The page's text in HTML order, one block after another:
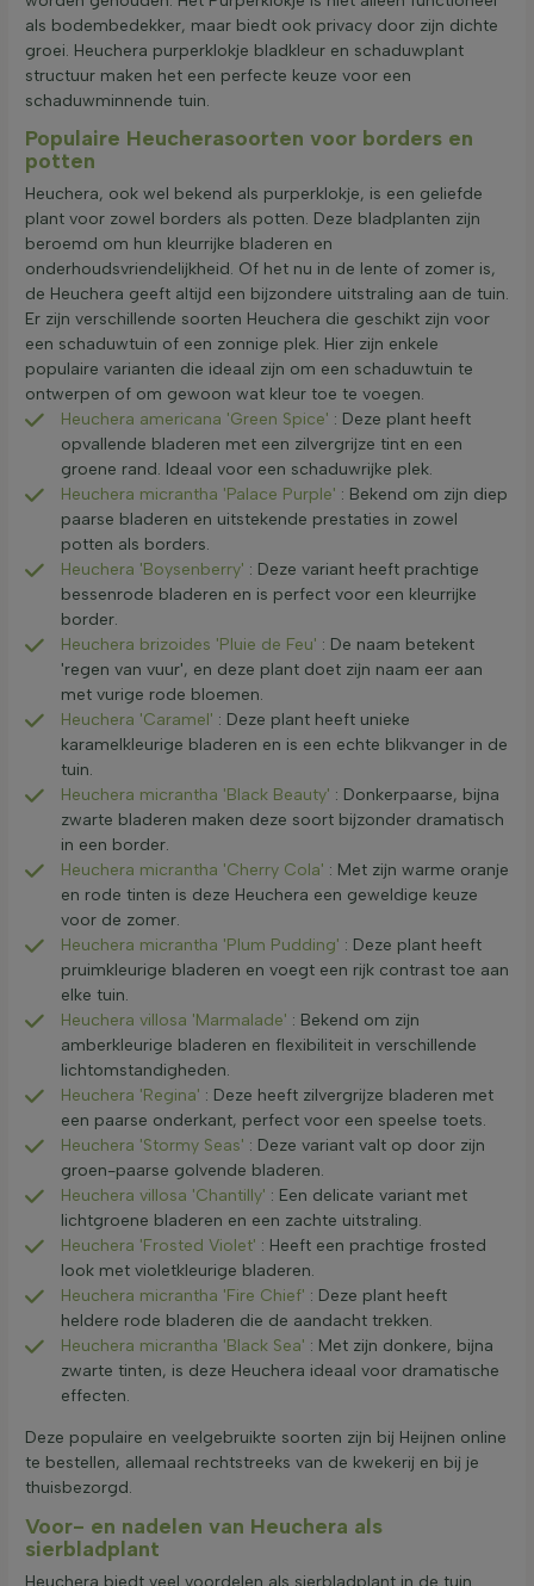
als bodembedekker, maar biedt ook privacy door zijn dichte
groei. Heuchera purperklokje bladkleur en schaduwplant
structuur maken het een perfecte keuze voor een
schaduwminnende tuin.
Populaire Heucherasoorten voor borders en
potten
Heuchera, ook wel bekend als purperklokje, is een geliefde
plant voor zowel borders als potten. Deze bladplanten zijn
beroemd om hun kleurrijke bladeren en
onderhoudsvriendelijkheid. Of het nu in de lente of zomer is,
de Heuchera geeft altijd een bijzondere uitstraling aan de tuin.
Er zijn verschillende soorten Heuchera die geschikt zijn voor
een schaduwtuin of een zonnige plek. Hier zijn enkele
populaire varianten die ideaal zijn om een schaduwtuin te
ontwerpen of om gewoon wat kleur toe te voegen.
Heuchera americana 'Green Spice' : Deze plant heeft
opvallende bladeren met een zilvergrijze tint en een
groene rand. Ideaal voor een schaduwrijke plek.
Heuchera micrantha 'Palace Purple' : Bekend om zijn diep
paarse bladeren en uitstekende prestaties in zowel
potten als borders.
Heuchera 'Boysenberry' : Deze variant heeft prachtige
bessenrode bladeren en is perfect voor een kleurrijke
border.
Heuchera brizoides 'Pluie de Feu' : De naam betekent
'regen van vuur', en deze plant doet zijn naam eer aan
met vurige rode bloemen.
Heuchera 'Caramel' : Deze plant heeft unieke
karamelkleurige bladeren en is een echte blikvanger in de
tuin.
Heuchera micrantha 'Black Beauty' : Donkerpaarse, bijna
zwarte bladeren maken deze soort bijzonder dramatisch
in een border.
Heuchera micrantha 'Cherry Cola' : Met zijn warme oranje
en rode tinten is deze Heuchera een geweldige keuze
voor de zomer.
Heuchera micrantha 'Plum Pudding' : Deze plant heeft
pruimkleurige bladeren en voegt een rijk contrast toe aan
elke tuin.
Heuchera villosa 'Marmalade' : Bekend om zijn
amberkleurige bladeren en flexibiliteit in verschillende
lichtomstandigheden.
Heuchera 'Regina' : Deze heeft zilvergrijze bladeren met
een paarse onderkant, perfect voor een speelse toets.
Heuchera 'Stormy Seas' : Deze variant valt op door zijn
groen-paarse golvende bladeren.
Heuchera villosa 'Chantilly' : Een delicate variant met
lichtgroene bladeren en een zachte uitstraling.
Heuchera 'Frosted Violet' : Heeft een prachtige frosted
look met violetkleurige bladeren.
Heuchera micrantha 'Fire Chief' : Deze plant heeft
heldere rode bladeren die de aandacht trekken.
Heuchera micrantha 'Black Sea' : Met zijn donkere, bijna
zwarte tinten, is deze Heuchera ideaal voor dramatische
effecten.
Deze populaire en veelgebruikte soorten zijn bij Heijnen online
te bestellen, allemaal rechtstreeks van de kwekerij en bij je
thuisbezorgd.
Voor- en nadelen van Heuchera als
sierbladplant
Heuchera biedt veel voordelen als sierbladplant in de tuin.